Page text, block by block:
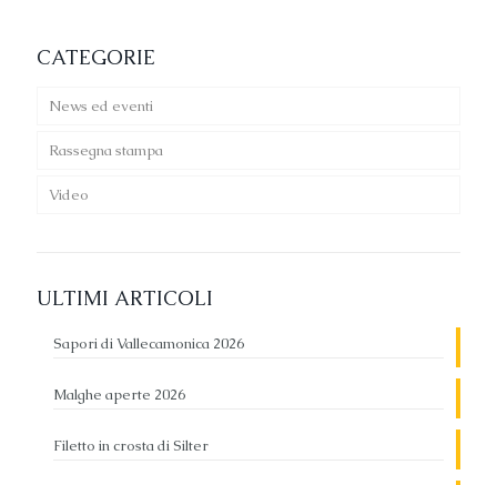
CATEGORIE
News ed eventi
Rassegna stampa
Video
ULTIMI ARTICOLI
Sapori di Vallecamonica 2026
Malghe aperte 2026
Filetto in crosta di Silter